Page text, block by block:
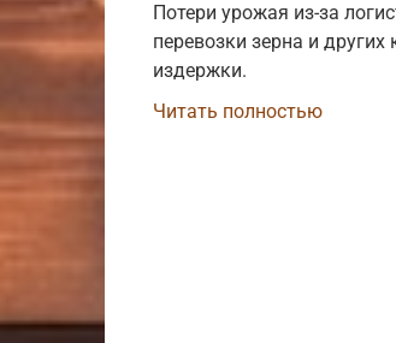
Потери урожая из-за
перевозки зерна и
издержки.
Читать полностью